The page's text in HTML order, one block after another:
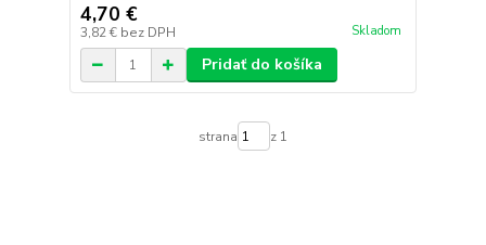
4,70 €
3,82 € bez DPH Skladom
Pridať do košíka
strana z 1